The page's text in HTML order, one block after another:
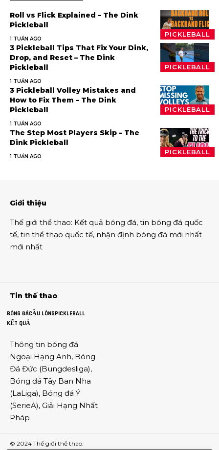
PICKLEBALL
Roll vs Flick Explained – The Dink
Pickleball
1 TUẦN AGO
PICKLEBALL
3 Pickleball Tips That Fix Your Dink,
Drop, and Reset – The Dink
Pickleball
1 TUẦN AGO
PICKLEBALL
3 Pickleball Volley Mistakes and
How to Fix Them – The Dink
Pickleball
1 TUẦN AGO
PICKLEBALL
The Step Most Players Skip – The
Dink Pickleball
1 TUẦN AGO
Giới thiệu
Thế giới thể thao: Kết quả bóng đá, tin bóng đá quốc
tế, tin thể thao quốc tế, nhận định bóng đá mới nhất
mới nhất
Tin thế thao
BÓNG ĐÁCẦU LÔNGPICKLEBALL
KẾT QUẢ
Thông tin bóng đá
Ngoại Hạng Anh, Bóng
Đá Đức (Bungdesliga),
Bóng đá Tây Ban Nha
(LaLiga), Bóng đá Ý
(SerieA), Giải Hạng Nhất
Pháp
© 2024 Thế giới thể thao.